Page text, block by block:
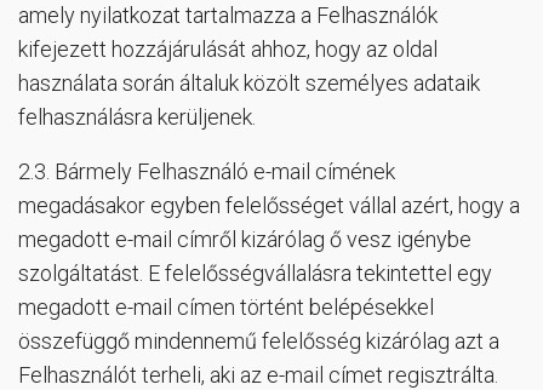
amely nyilatkozat tartalmazza a Felhasználók
kifejezett hozzájárulását ahhoz, hogy az oldal
használata során általuk közölt személyes adataik
felhasználásra kerüljenek.
2.3. Bármely Felhasználó e-mail címének
megadásakor egyben felelősséget vállal azért, hogy a
megadott e-mail címről kizárólag ő vesz igénybe
szolgáltatást. E felelősségvállalásra tekintettel egy
megadott e-mail címen történt belépésekkel
összefüggő mindennemű felelősség kizárólag azt a
Felhasználót terheli, aki az e-mail címet regisztrálta.